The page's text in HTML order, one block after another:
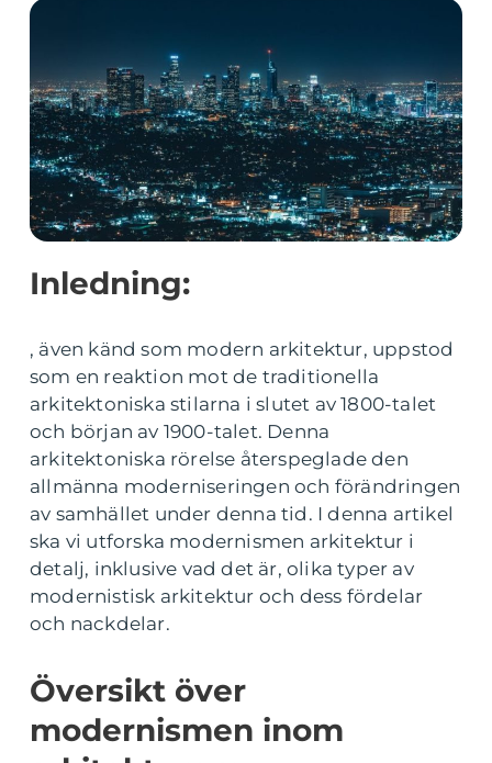
Inledning:
, även känd som modern arkitektur, uppstod
som en reaktion mot de traditionella
arkitektoniska stilarna i slutet av 1800-talet
och början av 1900-talet. Denna
arkitektoniska rörelse återspeglade den
allmänna moderniseringen och förändringen
av samhället under denna tid. I denna artikel
ska vi utforska modernismen arkitektur i
detalj, inklusive vad det är, olika typer av
modernistisk arkitektur och dess fördelar
och nackdelar.
Översikt över
modernismen inom